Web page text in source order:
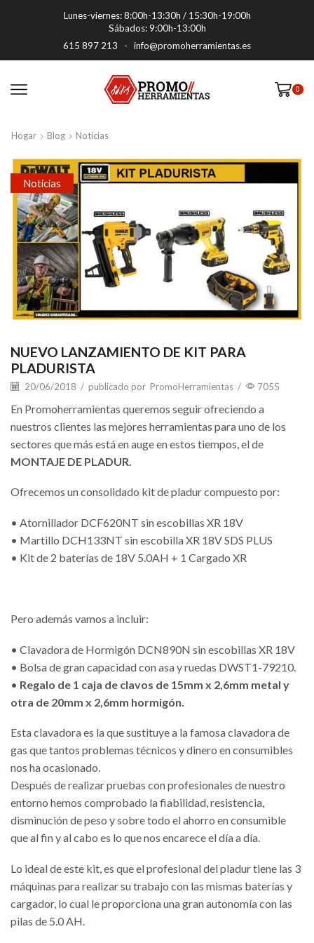
Lunes-viernes: 8:00h-13:30h / 15:30h-19:00h
Sábados: 9:00h-13:00h
615 897 213 - info@promoherramientas.es
0
Hogar Blog Noticias
Noticias
NUEVO LANZAMIENTO DE KIT PARA
PLADURISTA
20/06/2018 / publicado por PromoHerramientas / 7055
En Promoherramientas queremos seguir ofreciendo a
nuestros clientes las mejores herramientas para uno de los
sectores que más está en auge en estos tiempos, el de
MONTAJE DE PLADUR.
Ofrecemos un consolidado kit de pladur compuesto por:
• Atornillador DCF620NT sin escobillas XR 18V
• Martillo DCH133NT sin escobilla XR 18V SDS PLUS
• Kit de 2 baterías de 18V 5.0AH + 1 Cargado XR
Pero además vamos a incluir:
• Clavadora de Hormigón DCN890N sin escobillas XR 18V
• Bolsa de gran capacidad con asa y ruedas DWST1-79210.
• Regalo de 1 caja de clavos de 15mm x 2,6mm metal y
otra de 20mm x 2,6mm hormigón.
Esta clavadora es la que sustituye a la famosa clavadora de
gas que tantos problemas técnicos y dinero en consumibles
nos ha ocasionado.
Después de realizar pruebas con profesionales de nuestro
entorno hemos comprobado la fiabilidad, resistencia,
disminución de peso y sobre todo el ahorro en consumible
que al fin y al cabo es lo que nos encarece el día a día.
Lo ideal de este kit, es que el profesional del pladur tiene las 3
máquinas para realizar su trabajo con las mismas baterías y
cargador, lo cual le proporciona una gran autonomía con las
pilas de 5.0 AH.